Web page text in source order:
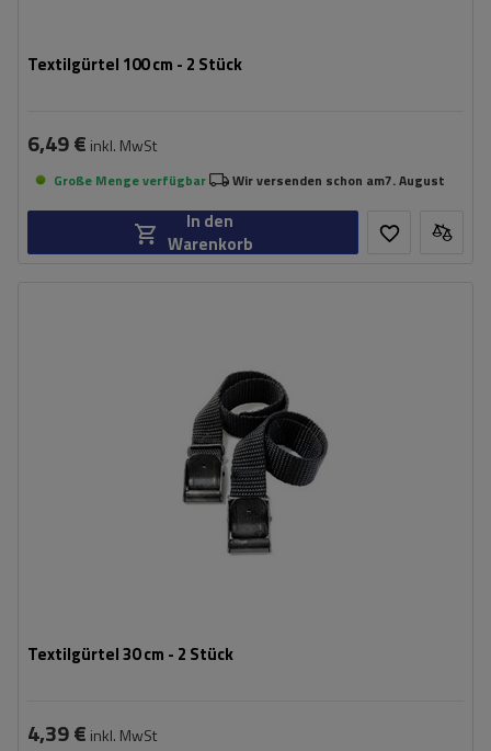
Textilgürtel 100 cm - 2 Stück
6,49 € inkl. MwSt
Große Menge verfügbar Wir versenden schon am7. August
In den
Warenkorb
Textilgürtel 30 cm - 2 Stück
4,39 € inkl. MwSt